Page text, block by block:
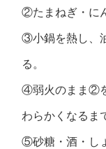
②たまねぎ・に
③小鍋を熱し、
る。
④弱火のまま②
わらかくなるま
⑤砂糖・酒・し